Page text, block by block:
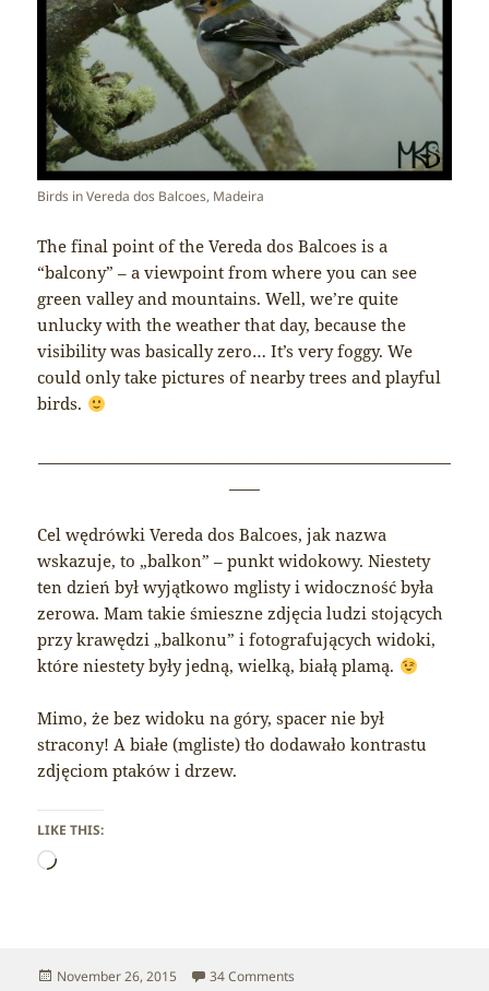
Birds in Vereda dos Balcoes, Madeira
The final point of the Vereda dos Balcoes is a
“balcony” – a viewpoint from where you can see
green valley and mountains. Well, we’re quite
unlucky with the weather that day, because the
visibility was basically zero… It’s very foggy. We
could only take pictures of nearby trees and playful
birds.
Cel wędrówki Vereda dos Balcoes, jak nazwa
wskazuje, to „balkon” – punkt widokowy. Niestety
ten dzień był wyjątkowo mglisty i widoczność była
zerowa. Mam takie śmieszne zdjęcia ludzi stojących
przy krawędzi „balkonu” i fotografujących widoki,
które niestety były jedną, wielką, białą plamą.
Mimo, że bez widoku na góry, spacer nie był
stracony! A białe (mgliste) tło dodawało kontrastu
zdjęciom ptaków i drzew.
LIKE THIS:
Loading…
Posted
November 26, 2015 34 Comments